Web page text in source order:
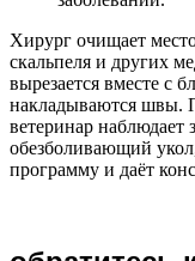
Хирург очищает
скальпеля и других
вырезается вместе с
накладываются швы.
ветеринар наблюдает
обезболивающий
программу и даёт